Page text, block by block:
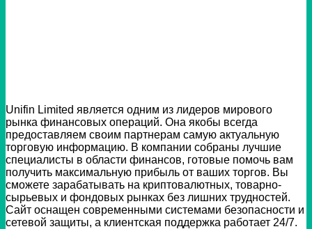
Unifin Limited является одним из лидеров мирового
рынка финансовых операций. Она якобы всегда
предоставляем своим партнерам самую актуальную
торговую информацию. В компании собраны лучшие
специалисты в области финансов, готовые помочь вам
получить максимальную прибыль от ваших торгов. Вы
сможете зарабатывать на криптовалютных, товарно-
сырьевых и фондовых рынках без лишних трудностей.
Сайт оснащен современными системами безопасности и
сетевой защиты, а клиентская поддержка работает 24/7.